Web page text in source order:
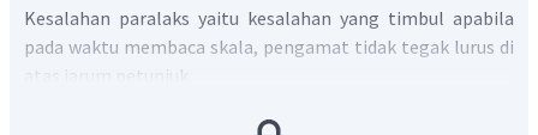
Kesalahan paralaks yaitu kesalahan yang timbul apabila
pada waktu membaca skala, pengamat tidak tegak lurus di
atas jarum petunjuk.